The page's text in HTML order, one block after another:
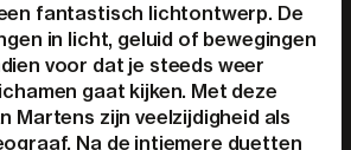
fantastisch lichtontwerp. De
in licht, geluid of bewegingen
voor dat je steeds weer
gaat kijken. Met deze
Martens zijn veelzijdigheid als
Na de intiemere duetten